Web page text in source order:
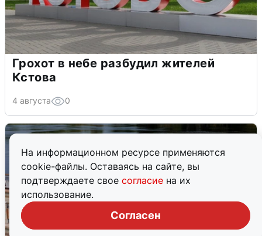
На информационном ресурсе применяются
cookie-файлы. Оставаясь на сайте, вы
подтверждаете свое согласие на их
использование.
Согласен
Грохот в небе разбудил жителей
Кстова
4 августа 0